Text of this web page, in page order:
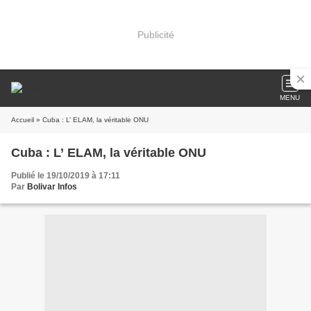
Publicité
MENU
Accueil » Cuba : L’ ELAM, la véritable ONU
Cuba : L’ ELAM, la véritable ONU
Publié le 19/10/2019 à 17:11
Par Bolivar Infos